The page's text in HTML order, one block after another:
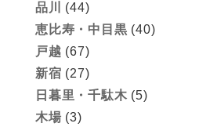
品川
(44)
恵比寿・中目黒 (40)
戸越 (67)
新宿 (27)
日暮里・千駄木 (5)
木場 (3)